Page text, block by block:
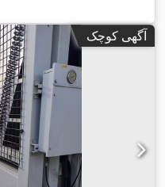
آگهی کوچک